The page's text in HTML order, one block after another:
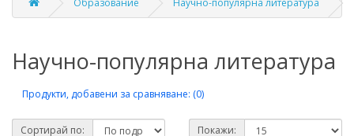
Образование Научно-популярна литература
Научно-популярна литература
Продукти, добавени за сравняване: (0)
Сортирай по: Покажи: